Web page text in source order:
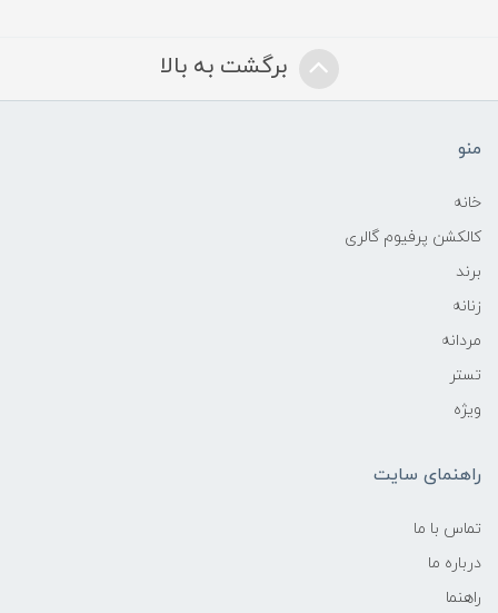
برگشت به بالا
منو
خانه
کالکشن پرفیوم گالری
برند
زنانه
مردانه
تستر
ویژه
راهنمای سایت
تماس با ما
درباره ما
راهنما